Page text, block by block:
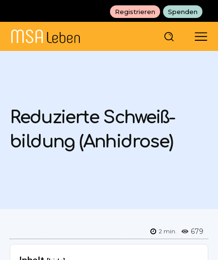
Registrieren Spenden
Reduzierte Schweiß­­
bildung (Anhidrose)
679
2 min.